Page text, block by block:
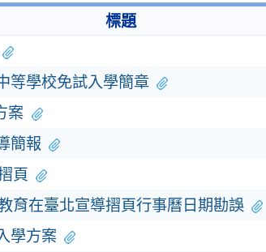
標題
等學校免試入學簡章
案
簡報
頁
育在臺北宣導摺頁行事曆日期勘誤
學方案